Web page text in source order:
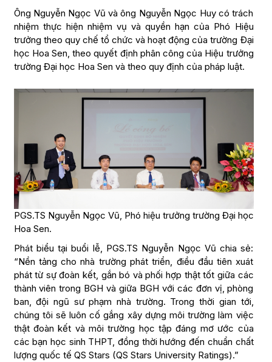
Ông Nguyễn Ngọc Vũ và ông Nguyễn Ngọc Huy có trách
nhiệm thực hiện nhiệm vụ và quyền hạn của Phó Hiệu
trưởng theo quy chế tổ chức và hoạt động của trường Đại
học Hoa Sen, theo quyết định phân công của Hiệu trưởng
trường Đại học Hoa Sen và theo quy định của pháp luật.
PGS.TS Nguyễn Ngọc Vũ, Phó hiệu trưởng trường Đại học
Hoa Sen.
Phát biểu tại buổi lễ, PGS.TS Nguyễn Ngọc Vũ chia sẻ:
“Nền tảng cho nhà trường phát triển, điều đầu tiên xuát
phát từ sự đoàn kết, gắn bó và phối hợp thật tốt giữa các
thành viên trong BGH và giữa BGH với các đơn vị, phòng
ban, đội ngũ sư phạm nhà trường. Trong thời gian tới,
chúng tôi sẽ luôn cố gắng xây dựng môi trường làm việc
thật đoàn kết và môi trường học tập đáng mơ ước của
các bạn học sinh THPT, đồng thời hướng đến chuẩn chất
lượng quốc tế QS Stars (QS Stars University Ratings).”